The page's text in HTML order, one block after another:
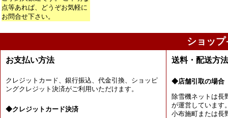
点等あれば、どうぞお気軽に
お問合せ下さい。
ショッ
お支払い方法
クレジットカード、銀行振込、代金引換、ショッピ
ングクレジット決済がご利用いただけます。
◆クレジットカード決済
送料・配送方
◆店舗引取の場合
除雪機ネットは長
が運営しています
小布施町または長